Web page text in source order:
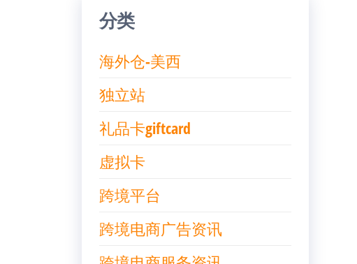
分类
海外仓-美西
独立站
礼品卡giftcard
虚拟卡
跨境平台
跨境电商广告资讯